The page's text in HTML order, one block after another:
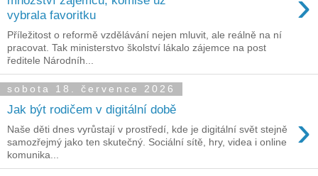
vybrala favoritku
Příležitost o reformě vzdělávání nejen mluvit, ale reálně na ní
pracovat. Tak ministerstvo školství lákalo zájemce na post
ředitele Národníh...
sobota 18. července 2026
Jak být rodičem v digitální době ›
Naše děti dnes vyrůstají v prostředí, kde je digitální svět stejně
samozřejmý jako ten skutečný. Sociální sítě, hry, videa i online
komunika...